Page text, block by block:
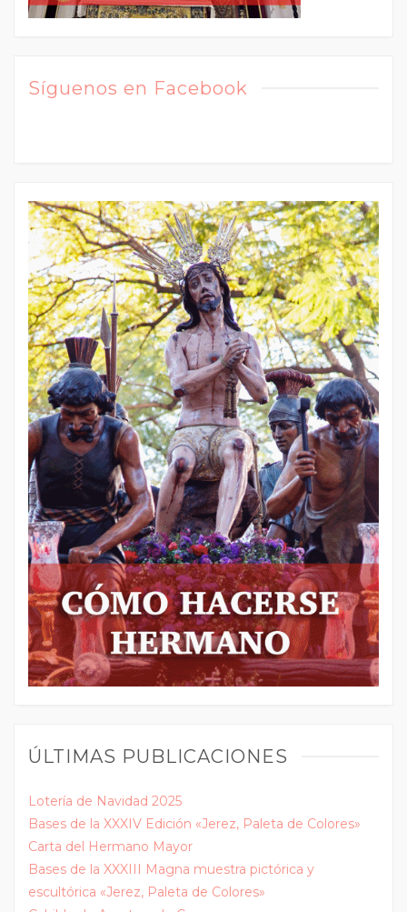
Síguenos en Facebook
ÚLTIMAS PUBLICACIONES
Lotería de Navidad 2025
Bases de la XXXIV Edición «Jerez, Paleta de Colores»
Carta del Hermano Mayor
Bases de la XXXIII Magna muestra pictórica y
escultórica «Jerez, Paleta de Colores»